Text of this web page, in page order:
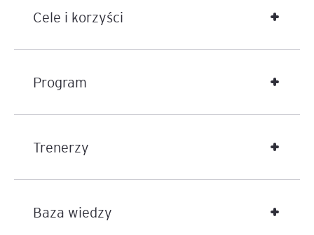
venture capital i inni), rozważających opcję
konwersji długu na udziały w przypadku spełnienia
W ramach postępowania sądowego (np. konflikt
między udziałowcami)
Cele i korzyści
Program
Trenerzy
Baza wiedzy